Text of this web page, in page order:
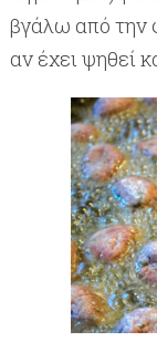
βγάλω από την
αν έχει ψηθεί